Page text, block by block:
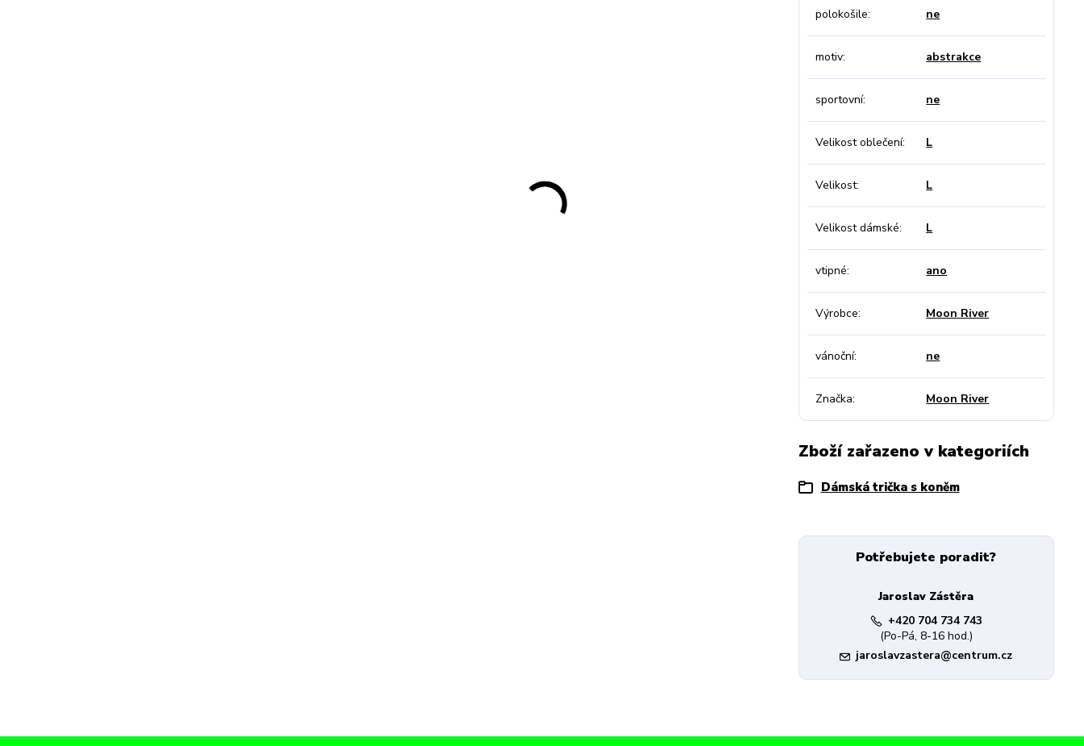
polokošile ne
motiv abstrakce
sportovní ne
Velikost oblečení L
Velikost L
Velikost dámské L
vtipné ano
Výrobce Moon River
vánoční ne
Značka Moon River
Zboží zařazeno v kategoriích
Dámská trička s koněm
Potřebujete poradit?
Jaroslav Zástěra
+420 704 734 743
(Po-Pá, 8-16 hod.)
jaroslavzastera@centrum.cz